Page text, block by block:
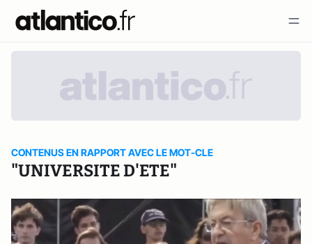
CONTENUS EN RAPPORT AVEC LE MOT-CLE
"UNIVERSITE D'ETE"